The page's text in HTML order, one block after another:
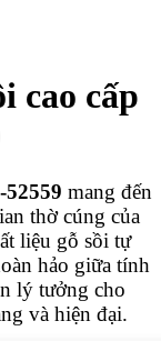
cao cấp
52559 mang đến
thờ cúng của
liệu gỗ sồi tự
hảo giữa tính
lý tưởng cho
và hiện đại.